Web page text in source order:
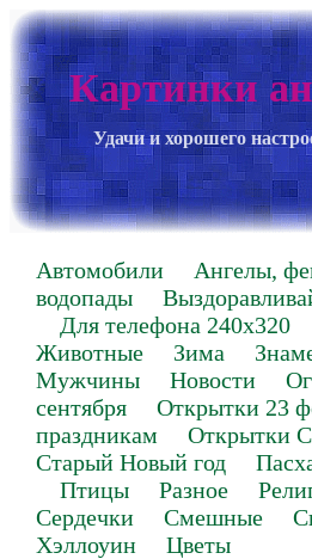
Картинки
Удачи и хорошего
Автомобили Ангелы,
водопады
Для телефона 240х320
Животные
Зима
Мужчины
Новости
сентября
Открытки 23
праздникам
Открытки
Старый Новый год
Птицы
Разное
Сердечки
Смешные
Хэллоуин
Цветы